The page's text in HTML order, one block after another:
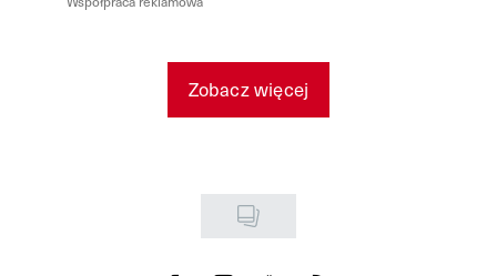
Zobacz więcej